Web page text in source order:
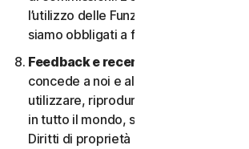
l’utilizzo delle Funzionalità Beta è
siamo obbligati a fornire alcuna
Feedback e recensioni.
concede a noi e alle nostre affiliate
utilizzare, riprodurre, copiare e
in tutto il mondo, secondo i termini di
Diritti di proprietà intellettuale, in